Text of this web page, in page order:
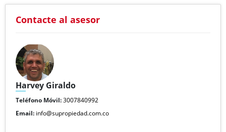
Contacte al asesor
Harvey Giraldo
Teléfono Móvil:3007840992
Email: info@supropiedad.com.co